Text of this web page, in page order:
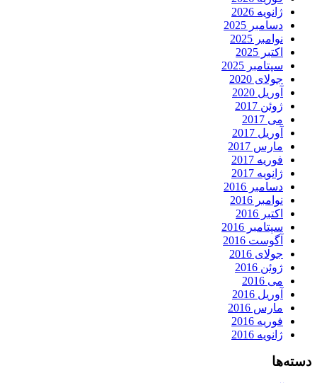
ژانویه 2026
دسامبر 2025
نوامبر 2025
اکتبر 2025
سپتامبر 2025
جولای 2020
آوریل 2020
ژوئن 2017
می 2017
آوریل 2017
مارس 2017
فوریه 2017
ژانویه 2017
دسامبر 2016
نوامبر 2016
اکتبر 2016
سپتامبر 2016
آگوست 2016
جولای 2016
ژوئن 2016
می 2016
آوریل 2016
مارس 2016
فوریه 2016
ژانویه 2016
دسته‌ها